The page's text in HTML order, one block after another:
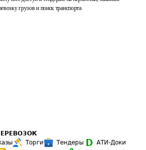
грузов и поиск транспорта
Торги Тендеры
АТИ-Доки